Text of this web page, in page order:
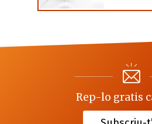
Rep-lo gratis